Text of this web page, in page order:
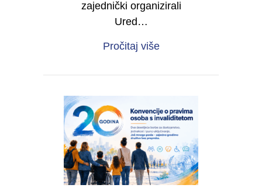
zajednički organizirali
Ured…
Pročitaj višeabout IZVJEŠTAJ O